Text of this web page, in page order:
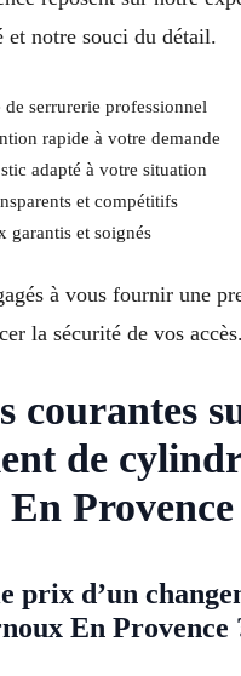
notre souci du détail.
de serrurerie professionnel
rapide à votre demande
adapté à votre situation
et compétitifs
garantis et soignés
à vous fournir une
la sécurité de vos accès.
courantes
de
Provence
prix d’un
En Provence